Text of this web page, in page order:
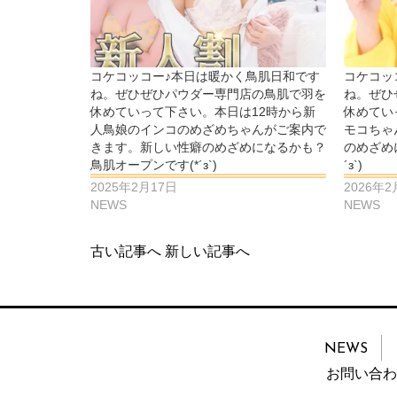
コケコッコー♪本日は暖かく鳥肌日和です
ね。ぜひぜひパウダー専門店の鳥肌で羽を
休めていって下さい。本日は12時から新
人鳥娘のインコのめざめちゃんがご案内で
きます。新しい性癖のめざめになるかも？
鳥肌オープンです(*´з`)
2025年2月17日
NEWS
コケコ
ね。ぜ
休めてい
モコち
のめざめ
´з`)
2026年2
NEWS
古い記事へ 新しい記事へ
NEWS
お問い合